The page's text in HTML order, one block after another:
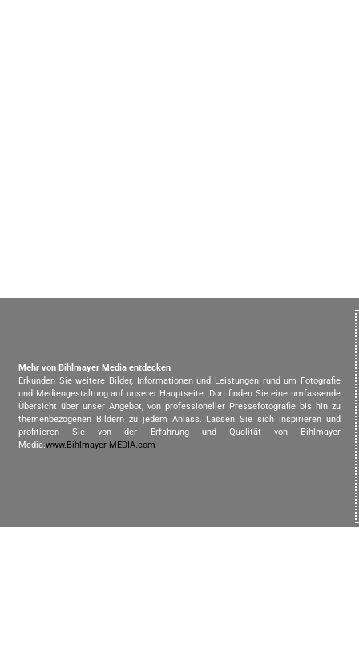
Mehr von Bihlmayer Media entdecken
Erkunden Sie weitere Bilder, Informationen und Leistungen rund um Fotografie
und Mediengestaltung auf unserer Hauptseite. Dort finden Sie eine umfassende
Übersicht über unser Angebot, von professioneller Pressefotografie bis hin zu
themenbezogenen Bildern zu jedem Anlass. Lassen Sie sich inspirieren und
profitieren Sie von der Erfahrung und Qualität von Bihlmayer
Media.www.Bihlmayer-MEDIA.com